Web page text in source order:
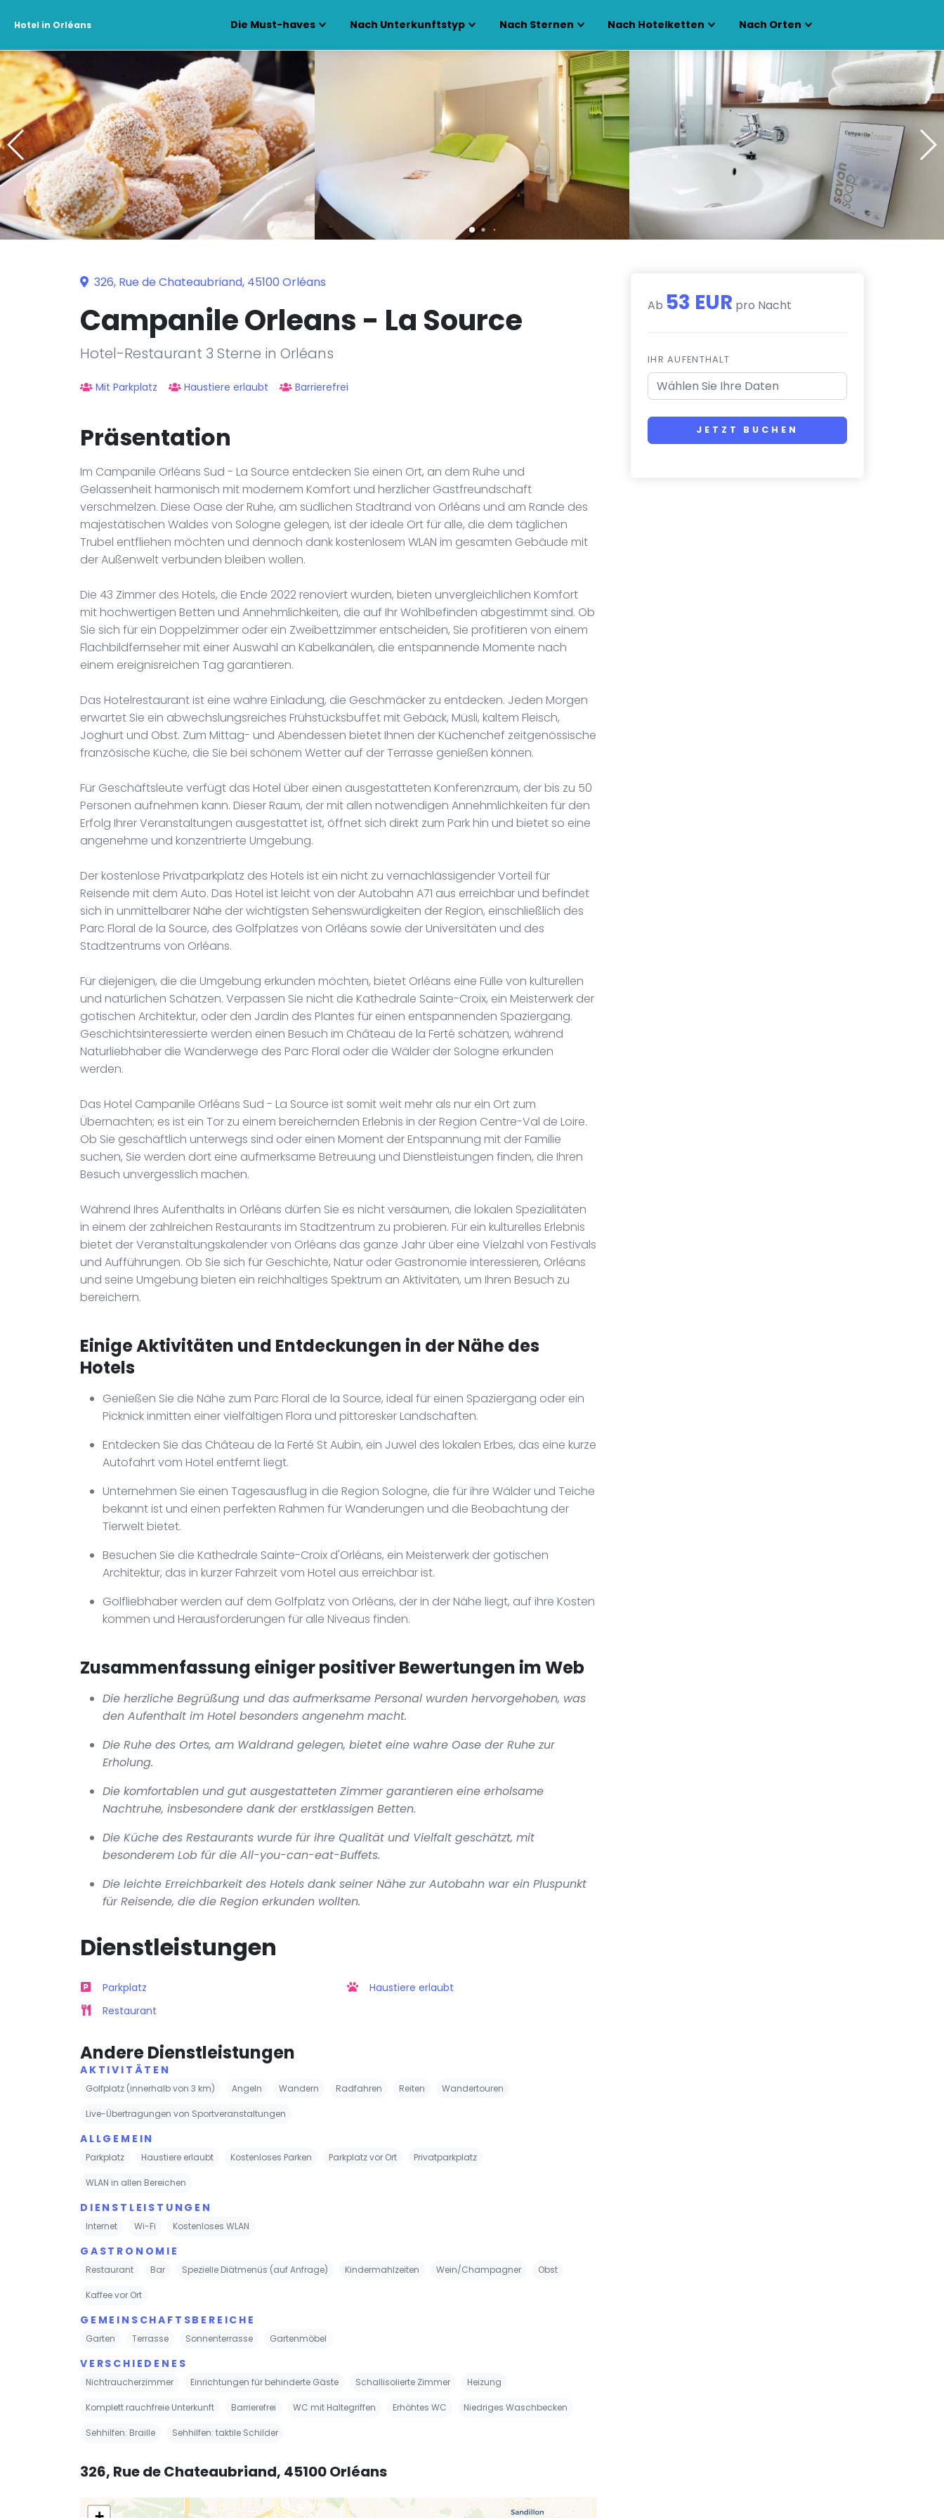
Hotel in Orléans Die Must-haves Nach Unterkunftstyp Nach Sternen Nach Hotelketten Nach Orten
326, Rue de Chateaubriand, 45100 Orléans
Campanile Orleans - La Source
Hotel-Restaurant 3 Sterne in Orléans
Mit Parkplatz Haustiere erlaubt Barrierefrei
Präsentation
Im Campanile Orléans Sud - La Source entdecken Sie einen Ort, an dem Ruhe und
Gelassenheit harmonisch mit modernem Komfort und herzlicher Gastfreundschaft
verschmelzen. Diese Oase der Ruhe, am südlichen Stadtrand von Orléans und am Rande des
majestätischen Waldes von Sologne gelegen, ist der ideale Ort für alle, die dem täglichen
Trubel entfliehen möchten und dennoch dank kostenlosem WLAN im gesamten Gebäude mit
der Außenwelt verbunden bleiben wollen.
Die 43 Zimmer des Hotels, die Ende 2022 renoviert wurden, bieten unvergleichlichen Komfort
mit hochwertigen Betten und Annehmlichkeiten, die auf Ihr Wohlbefinden abgestimmt sind. Ob
Sie sich für ein Doppelzimmer oder ein Zweibettzimmer entscheiden, Sie profitieren von einem
Flachbildfernseher mit einer Auswahl an Kabelkanälen, die entspannende Momente nach
einem ereignisreichen Tag garantieren.
Das Hotelrestaurant ist eine wahre Einladung, die Geschmäcker zu entdecken. Jeden Morgen
erwartet Sie ein abwechslungsreiches Frühstücksbuffet mit Gebäck, Müsli, kaltem Fleisch,
Joghurt und Obst. Zum Mittag- und Abendessen bietet Ihnen der Küchenchef zeitgenössische
französische Küche, die Sie bei schönem Wetter auf der Terrasse genießen können.
Für Geschäftsleute verfügt das Hotel über einen ausgestatteten Konferenzraum, der bis zu 50
Personen aufnehmen kann. Dieser Raum, der mit allen notwendigen Annehmlichkeiten für den
Erfolg Ihrer Veranstaltungen ausgestattet ist, öffnet sich direkt zum Park hin und bietet so eine
angenehme und konzentrierte Umgebung.
Der kostenlose Privatparkplatz des Hotels ist ein nicht zu vernachlässigender Vorteil für
Reisende mit dem Auto. Das Hotel ist leicht von der Autobahn A71 aus erreichbar und befindet
sich in unmittelbarer Nähe der wichtigsten Sehenswürdigkeiten der Region, einschließlich des
Parc Floral de la Source, des Golfplatzes von Orléans sowie der Universitäten und des
Stadtzentrums von Orléans.
Für diejenigen, die die Umgebung erkunden möchten, bietet Orléans eine Fülle von kulturellen
und natürlichen Schätzen. Verpassen Sie nicht die Kathedrale Sainte-Croix, ein Meisterwerk der
gotischen Architektur, oder den Jardin des Plantes für einen entspannenden Spaziergang.
Geschichtsinteressierte werden einen Besuch im Château de la Ferté schätzen, während
Naturliebhaber die Wanderwege des Parc Floral oder die Wälder der Sologne erkunden
werden.
Das Hotel Campanile Orléans Sud - La Source ist somit weit mehr als nur ein Ort zum
Übernachten; es ist ein Tor zu einem bereichernden Erlebnis in der Region Centre-Val de Loire.
Ob Sie geschäftlich unterwegs sind oder einen Moment der Entspannung mit der Familie
suchen, Sie werden dort eine aufmerksame Betreuung und Dienstleistungen finden, die Ihren
Besuch unvergesslich machen.
Während Ihres Aufenthalts in Orléans dürfen Sie es nicht versäumen, die lokalen Spezialitäten
in einem der zahlreichen Restaurants im Stadtzentrum zu probieren. Für ein kulturelles Erlebnis
bietet der Veranstaltungskalender von Orléans das ganze Jahr über eine Vielzahl von Festivals
und Aufführungen. Ob Sie sich für Geschichte, Natur oder Gastronomie interessieren, Orléans
und seine Umgebung bieten ein reichhaltiges Spektrum an Aktivitäten, um Ihren Besuch zu
bereichern.
Einige Aktivitäten und Entdeckungen in der Nähe des
Hotels
Genießen Sie die Nähe zum Parc Floral de la Source, ideal für einen Spaziergang oder ein
Picknick inmitten einer vielfältigen Flora und pittoresker Landschaften.
Entdecken Sie das Château de la Ferté St Aubin, ein Juwel des lokalen Erbes, das eine kurze
Autofahrt vom Hotel entfernt liegt.
Unternehmen Sie einen Tagesausflug in die Region Sologne, die für ihre Wälder und Teiche
bekannt ist und einen perfekten Rahmen für Wanderungen und die Beobachtung der
Tierwelt bietet.
Besuchen Sie die Kathedrale Sainte-Croix d'Orléans, ein Meisterwerk der gotischen
Architektur, das in kurzer Fahrzeit vom Hotel aus erreichbar ist.
Golfliebhaber werden auf dem Golfplatz von Orléans, der in der Nähe liegt, auf ihre Kosten
kommen und Herausforderungen für alle Niveaus finden.
Zusammenfassung einiger positiver Bewertungen im Web
Die herzliche Begrüßung und das aufmerksame Personal wurden hervorgehoben, was
den Aufenthalt im Hotel besonders angenehm macht.
Die Ruhe des Ortes, am Waldrand gelegen, bietet eine wahre Oase der Ruhe zur
Erholung.
Die komfortablen und gut ausgestatteten Zimmer garantieren eine erholsame
Nachtruhe, insbesondere dank der erstklassigen Betten.
Die Küche des Restaurants wurde für ihre Qualität und Vielfalt geschätzt, mit
besonderem Lob für die All-you-can-eat-Buffets.
Die leichte Erreichbarkeit des Hotels dank seiner Nähe zur Autobahn war ein Pluspunkt
für Reisende, die die Region erkunden wollten.
Dienstleistungen
Parkplatz
Restaurant
Haustiere erlaubt
Andere Dienstleistungen
AKTIVITÄTEN
Golfplatz (innerhalb von 3 km) Angeln Wandern Radfahren Reiten Wandertouren
Live-Übertragungen von Sportveranstaltungen
ALLGEMEIN
Parkplatz Haustiere erlaubt Kostenloses Parken Parkplatz vor Ort Privatparkplatz
WLAN in allen Bereichen
DIENSTLEISTUNGEN
Internet Wi-Fi Kostenloses WLAN
GASTRONOMIE
Restaurant Bar Spezielle Diätmenüs (auf Anfrage) Kindermahlzeiten Wein/Champagner Obst
Kaffee vor Ort
GEMEINSCHAFTSBEREICHE
Garten Terrasse Sonnenterrasse Gartenmöbel
VERSCHIEDENES
Nichtraucherzimmer Einrichtungen für behinderte Gäste Schallisolierte Zimmer Heizung
Komplett rauchfreie Unterkunft Barrierefrei WC mit Haltegriffen Erhöhtes WC Niedriges Waschbecken
Sehhilfen: Braille Sehhilfen: taktile Schilder
326, Rue de Chateaubriand, 45100 Orléans
Ab 53 EUR pro Nacht
IHR AUFENTHALT
JETZT BUCHEN